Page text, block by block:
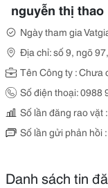
nguyễn thị thao
Ngày tham gia
Địa chỉ: số 9, ngõ
Tên Công ty : Chưa
Số điện thoại: 0988
Số lần đăng rao vặt
Số lần gửi phản hồi
Danh sách tin